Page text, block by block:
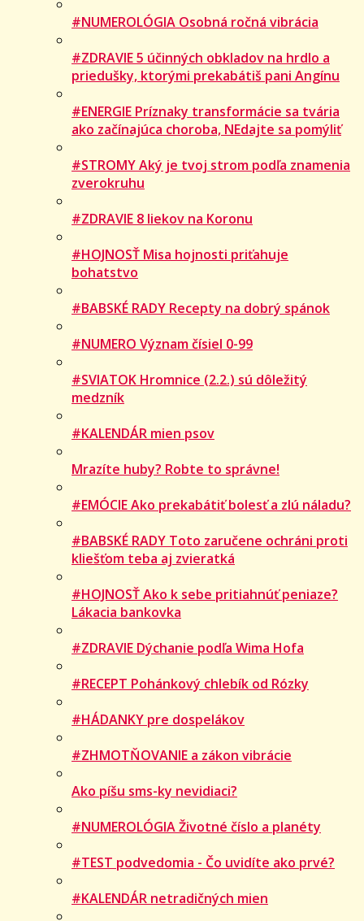
#NUMEROLÓGIA Osobná ročná vibrácia
#ZDRAVIE 5 účinných obkladov na hrdlo a
priedušky, ktorými prekabátiš pani Angínu
#ENERGIE Príznaky transformácie sa tvária
ako začínajúca choroba, NEdajte sa pomýliť
#STROMY Aký je tvoj strom podľa znamenia
zverokruhu
#ZDRAVIE 8 liekov na Koronu
#HOJNOSŤ Misa hojnosti priťahuje
bohatstvo
#BABSKÉ RADY Recepty na dobrý spánok
#NUMERO Význam čísiel 0-99
#SVIATOK Hromnice (2.2.) sú dôležitý
medzník
#KALENDÁR mien psov
Mrazíte huby? Robte to správne!
#EMÓCIE Ako prekabátiť bolesť a zlú náladu?
#BABSKÉ RADY Toto zaručene ochráni proti
kliešťom teba aj zvieratká
#HOJNOSŤ Ako k sebe pritiahnúť peniaze?
Lákacia bankovka
#ZDRAVIE Dýchanie podľa Wima Hofa
#RECEPT Pohánkový chlebík od Rózky
#HÁDANKY pre dospelákov
#ZHMOTŇOVANIE a zákon vibrácie
Ako píšu sms-ky nevidiaci?
#NUMEROLÓGIA Životné číslo a planéty
#TEST podvedomia - Čo uvidíte ako prvé?
#KALENDÁR netradičných mien